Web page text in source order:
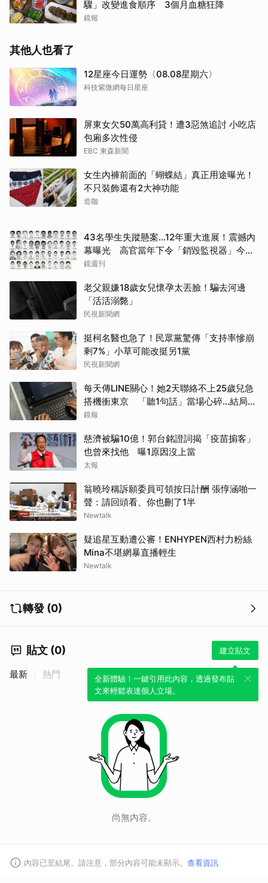
驟」改變進食順序 3個月血糖狂降
鏡報
其他人也看了
12星座今日運勢〈08.08星期六〉
科技紫微網每日星座
屏東女欠50萬高利貸！遭3惡煞追討 小吃店
包廂多次性侵
EBC 東森新聞
女生內褲前面的「蝴蝶結」真正用途曝光！
不只裝飾還有2大神功能
造咖
43名學生失蹤懸案...12年重大進展！震撼內
幕曝光 高官當年下令「銷毀監視器」今遭
逮
鏡週刊
老父親嫌18歲女兒懷孕太丟臉！騙去河邊
「活活溺斃」
民視新聞網
挺柯名醫也急了！民眾黨驚傳「支持率慘崩
剩7%」小草可能改挺另1黨
民視新聞網
每天傳LINE關心！她2天聯絡不上25歲兒急
搭機衝東京 「聽1句話」當場心碎...結局看
哭網
鏡報
慈濟被騙10億！郭台銘證詞揭「疫苗掮客」
也曾來找他 曝1原因沒上當
太報
翁曉玲稱訴願委員可領按日計酬 張惇涵啪一
聲：請回頭看、你也刪了1半
Newtalk
疑追星互動遭公審！ENHYPEN西村力粉絲
Mina不堪網暴直播輕生
Newtalk
轉發 (0)
貼文 (0) 建立貼文
全新體驗！一鍵引用此內容，透過發布貼
文來輕鬆表達個人立場。
最新 熱門
尚無內容。
內容已至結尾。請注意，部分內容可能未顯示。 查看資訊
取消